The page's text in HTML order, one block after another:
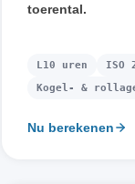
toerental.
L10 uren
ISO
Kogel- &
Nu berekenen